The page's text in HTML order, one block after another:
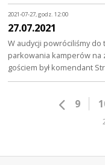
2021-07-27, godz. 12:00
27.07.2021
W audycji powróciliśmy
parkowania kamperów na
gościem był komendant
9